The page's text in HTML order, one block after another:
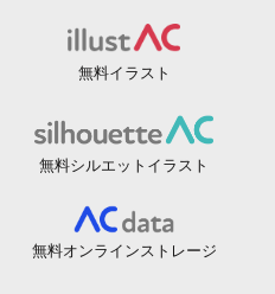
無料イラスト
無料シルエットイラスト
無料オンラインストレージ